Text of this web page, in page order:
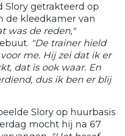
Slory getrakteerd op
de kleedkamer van
was de reden,"
"De trainer hield
me. Hij zei dat ik er
dat is ook waar. En
dus ik ben er blij
Slory op huurbasis
mocht hij na 67